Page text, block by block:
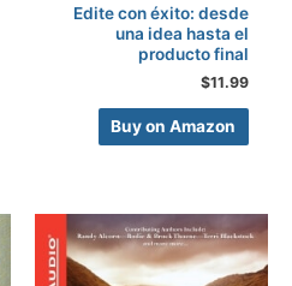
Edite con éxito: desde
una idea hasta el
producto final
$11.99
Buy on Amazon